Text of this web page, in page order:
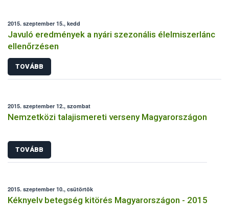
2015. szeptember 15., kedd
Javuló eredmények a nyári szezonális élelmiszerlánc
ellenőrzésen
TOVÁBB
2015. szeptember 12., szombat
Nemzetközi talajismereti verseny Magyarországon
TOVÁBB
2015. szeptember 10., csütörtök
Kéknyelv betegség kitörés Magyarországon - 2015